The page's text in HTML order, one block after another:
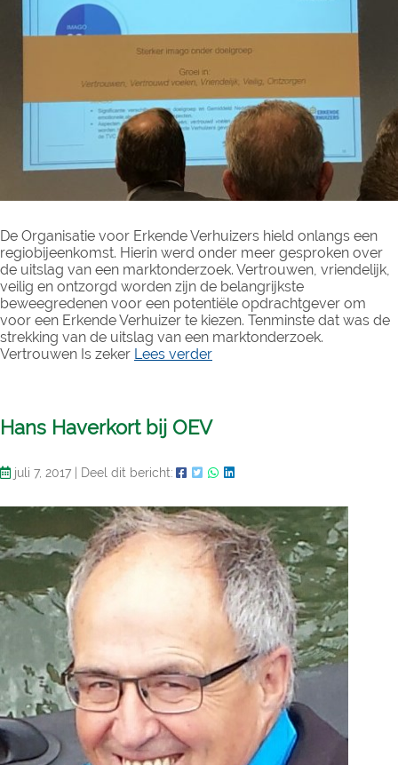
De Organisatie voor Erkende Verhuizers hield onlangs een
regiobijeenkomst. Hierin werd onder meer gesproken over
de uitslag van een marktonderzoek. Vertrouwen, vriendelijk,
veilig en ontzorgd worden zijn de belangrijkste
beweegredenen voor een potentiële opdrachtgever om
voor een Erkende Verhuizer te kiezen. Tenminste dat was de
strekking van de uitslag van een marktonderzoek.
Vertrouwen Is zeker Lees verder
Hans Haverkort bij OEV
juli 7, 2017 Deel dit bericht: